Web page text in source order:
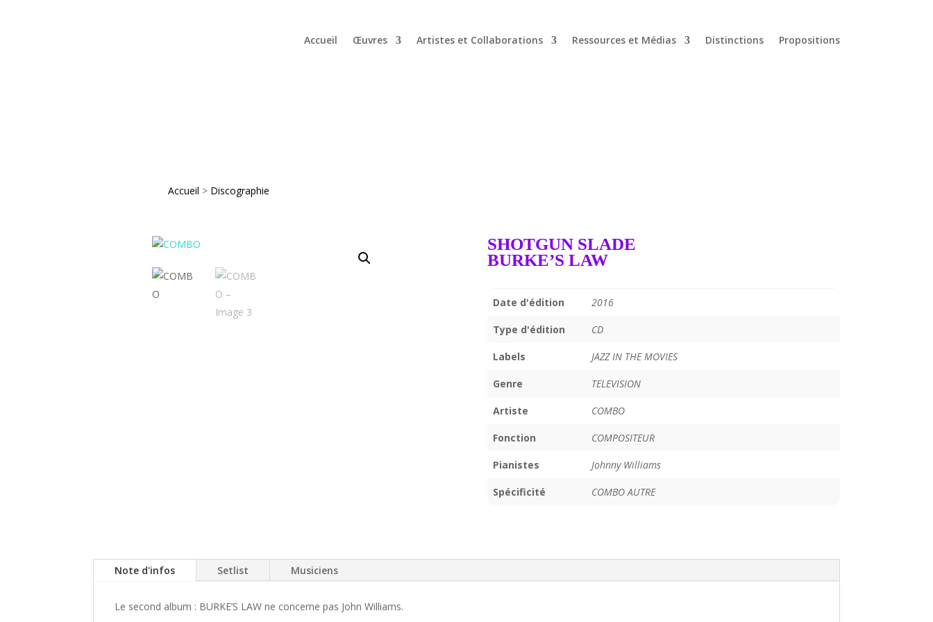
Accueil Œuvres Artistes et Collaborations Ressources et Médias Distinctions Propositions
Accueil > Discographie
SHOTGUN SLADE
BURKE’S LAW
Date d'édition 2016
Type d'édition CD
Labels JAZZ IN THE MOVIES
Genre TELEVISION
Artiste COMBO
Fonction COMPOSITEUR
Pianistes Johnny Williams
Spécificité COMBO AUTRE
Note d'infos Setlist Musiciens
Le second album : BURKE’S LAW ne concerne pas John Williams.